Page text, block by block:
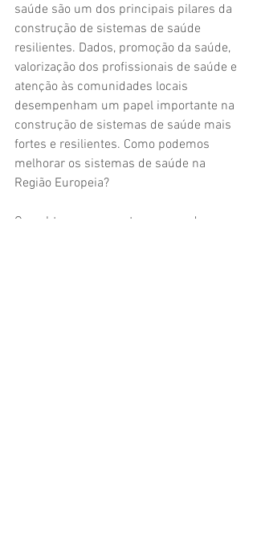
saúde são um dos principais pilares da
construção de sistemas de saúde
resilientes. Dados, promoção da saúde,
valorização dos profissionais de saúde e
atenção às comunidades locais
desempenham um papel importante na
construção de sistemas de saúde mais
fortes e resilientes. Como podemos
melhorar os sistemas de saúde na
Região Europeia?
Os subtemas propostos para cada um